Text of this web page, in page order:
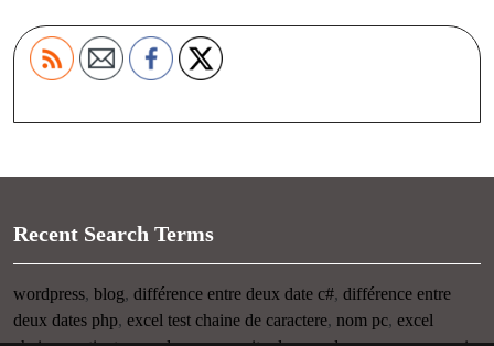
Recent Search Terms
wordpress, blog, différence entre deux date c#, différence entre
deux dates php, excel test chaine de caractere, nom pc, excel